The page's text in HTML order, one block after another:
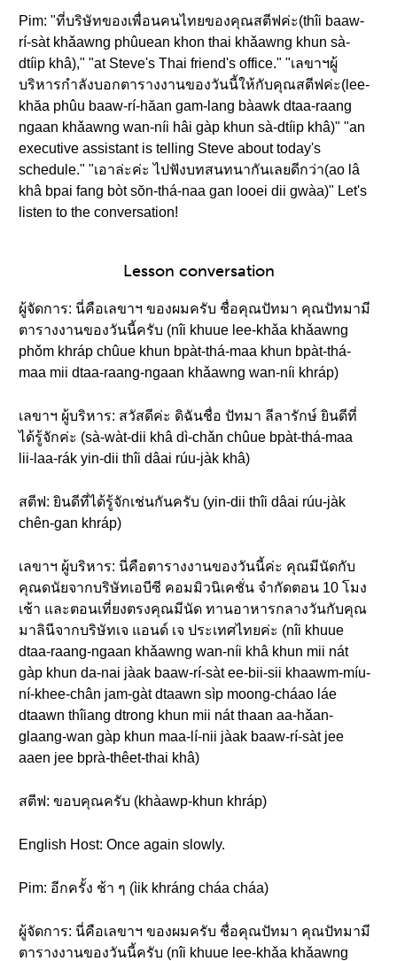
Pim: "ที่บริษัทของเพื่อนคนไทยของคุณสตีฟค่ะ(thîi baaw-
rí-sàt khǎawng phûuean khon thai khǎawng khun sà-
dtíip khâ)," "at Steve's Thai friend's office." "เลขาฯผู้
บริหารกำลังบอกตารางงานของวันนี้ให้กับคุณสตีฟค่ะ(lee-
khăa phûu baaw-rí-hăan gam-lang bàawk dtaa-raang
ngaan khǎawng wan-níi hâi gàp khun sà-dtíip khâ)" "an
executive assistant is telling Steve about today's
schedule." "เอาล่ะค่ะ ไปฟังบทสนทนากันเลยดีกว่า(ao lâ
khâ bpai fang bòt sŏn-thá-naa gan looei dii gwàa)" Let's
listen to the conversation!
Lesson conversation
ผู้จัดการ: นี่คือเลขาฯ ของผมครับ ชื่อคุณปัทมา คุณปัทมามี
ตารางงานของวันนี้ครับ (nîi khuue lee-khǎa khǎawng
phǒm khráp chûue khun bpàt-thá-maa khun bpàt-thá-
maa mii dtaa-raang-ngaan khǎawng wan-níi khráp)
เลขาฯ ผู้บริหาร: สวัสดีค่ะ ดิฉันชื่อ ปัทมา ลีลารักษ์ ยินดีที่
ได้รู้จักค่ะ (sà-wàt-dii khâ dì-chǎn chûue bpàt-thá-maa
lii-laa-rák yin-dii thîi dâai rúu-jàk khâ)
สตีฟ: ยินดีที่ได้รู้จักเช่นกันครับ (yin-dii thîi dâai rúu-jàk
chên-gan khráp)
เลขาฯ ผู้บริหาร: นี่คือตารางงานของวันนี้ค่ะ คุณมีนัดกับ
คุณดนัยจากบริษัทเอบีซี คอมมิวนิเคชั่น จำกัดตอน 10 โมง
เช้า และตอนเที่ยงตรงคุณมีนัด ทานอาหารกลางวันกับคุณ
มาลินีจากบริษัทเจ แอนด์ เจ ประเทศไทยค่ะ (nîi khuue
dtaa-raang-ngaan khǎawng wan-níi khâ khun mii nát
gàp khun da-nai jàak baaw-rí-sàt ee-bii-sii khaawm-míu-
ní-khee-chân jam-gàt dtaawn sìp moong-cháao láe
dtaawn thîiang dtrong khun mii nát thaan aa-hǎan-
glaang-wan gàp khun maa-lí-nii jàak baaw-rí-sàt jee
aaen jee bprà-thêet-thai khâ)
สตีฟ: ขอบคุณครับ (khàawp-khun khráp)
English Host: Once again slowly.
Pim: อีกครั้ง ช้า ๆ (ìik khráng cháa cháa)
ผู้จัดการ: นี่คือเลขาฯ ของผมครับ ชื่อคุณปัทมา คุณปัทมามี
ตารางงานของวันนี้ครับ (nîi khuue lee-khǎa khǎawng